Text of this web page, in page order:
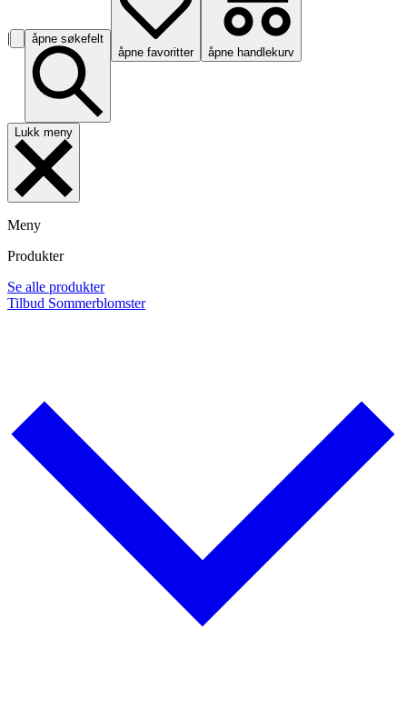
|
åpne søkefelt
åpne favoritter
åpne handlekurv
Lukk meny
Meny
Produkter
Se alle produkter
Tilbud Sommerblomster